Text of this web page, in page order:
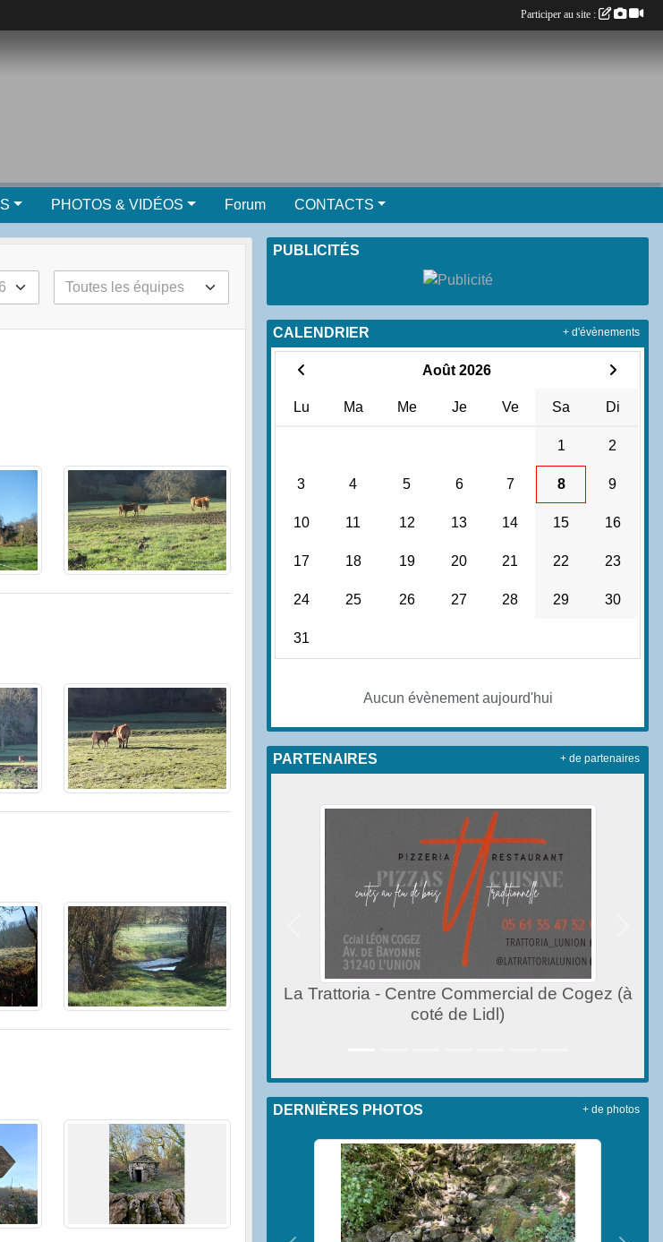
PHOTOS & VIDÉOS Forum CONTACTS
PUBLICITÉS
CALENDRIER
Août 2026
Lu Ma Me Je Ve Sa Di
1 2
3 4 5 6 7 8 9
10 11 12 13 14 15 16
17 18 19 20 21 22 23
24 25 26 27 28 29 30
31
Aucun évènement aujourd'hui
+ d'évènements
PARTENAIRES
La Trattoria - Centre Commercial de Cogez (à
coté de Lidl)
Chullanka
Précedent
+ de partenaires
DERNIÈRES PHOTOS + de photos
Participer au site :